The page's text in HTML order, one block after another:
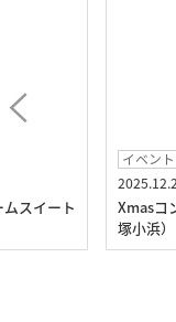
スイート
イベント
Xmasコ
塚小浜）